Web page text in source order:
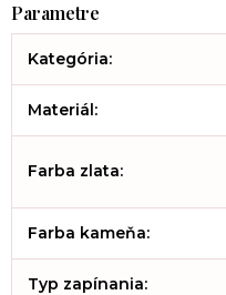
Kategória:
Materiál:
Farba zlata:
Farba kameňa:
Typ zapínania: